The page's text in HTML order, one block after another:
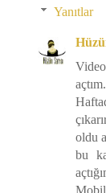
Yanıtlar
oldu
bu
Mobil